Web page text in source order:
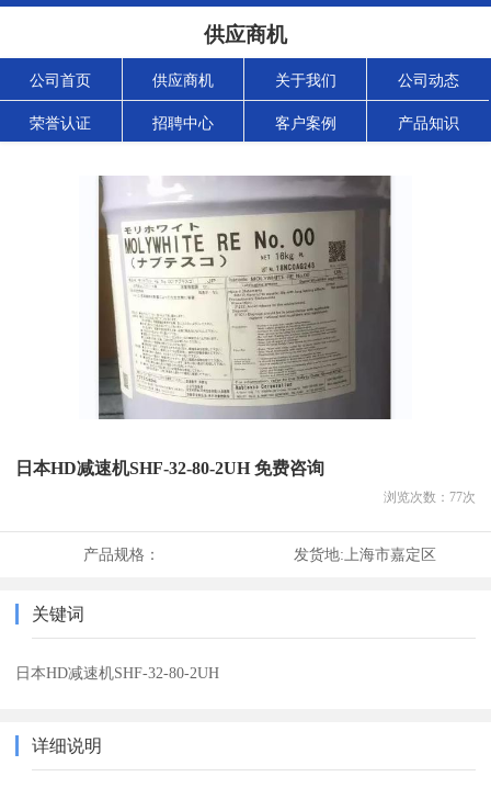
供应商机
公司首页 供应商机 关于我们 公司动态
荣誉认证 招聘中心 客户案例 产品知识
日本HD减速机SHF-32-80-2UH 免费咨询
浏览次数： 77次
产品规格： 发货地: 上海市嘉定区
关键词
日本HD减速机SHF-32-80-2UH
详细说明